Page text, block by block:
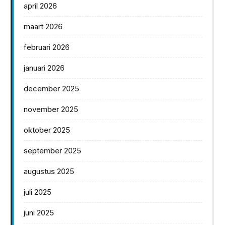
april 2026
maart 2026
februari 2026
januari 2026
december 2025
november 2025
oktober 2025
september 2025
augustus 2025
juli 2025
juni 2025